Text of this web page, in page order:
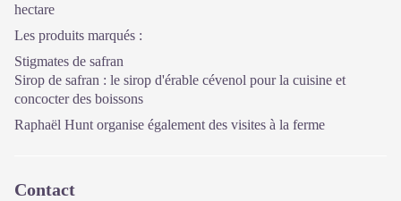
hectare
Les produits marqués :
Stigmates de safran
Sirop de safran : le sirop d'érable cévenol pour la cuisine et
concocter des boissons
Raphaël Hunt organise également des visites à la ferme
Contact